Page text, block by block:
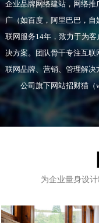
企业品牌网络建站，网络
广（如百度，阿里巴巴，
联网服务14年，致力于为
决方案。团队骨干专注互
联网品牌、营销、管理解决
公司旗下网站招财猫（
SAAS（软件服务）平台，
联网工具，同时配以成熟
为企业量身设